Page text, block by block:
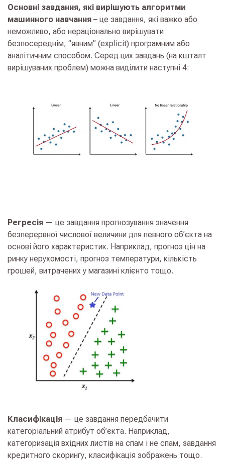
Основні завдання, які вирішують алгоритми
машинного навчання – це завдання, які важко або
неможливо, або нераціонально вирішувати
безпосереднім, “явним” (explicit) програмним або
аналітичним способом. Серед цих завдань (на кшталт
вирішуваних проблем) можна виділити наступні 4:
Регресія — це завдання прогнозування значення
безперервної числової величини для певного об’єкта на
основі його характеристик. Наприклад, прогноз цін на
ринку нерухомості, прогноз температури, кількість
грошей, витрачених у магазині клієнто тощо.
Класифікація — це завдання передбачити
категоріальний атрибут об’єкта. Наприклад,
категоризація вхідних листів на спам і не спам, завдання
кредитного скорингу, класифікація зображень тощо.